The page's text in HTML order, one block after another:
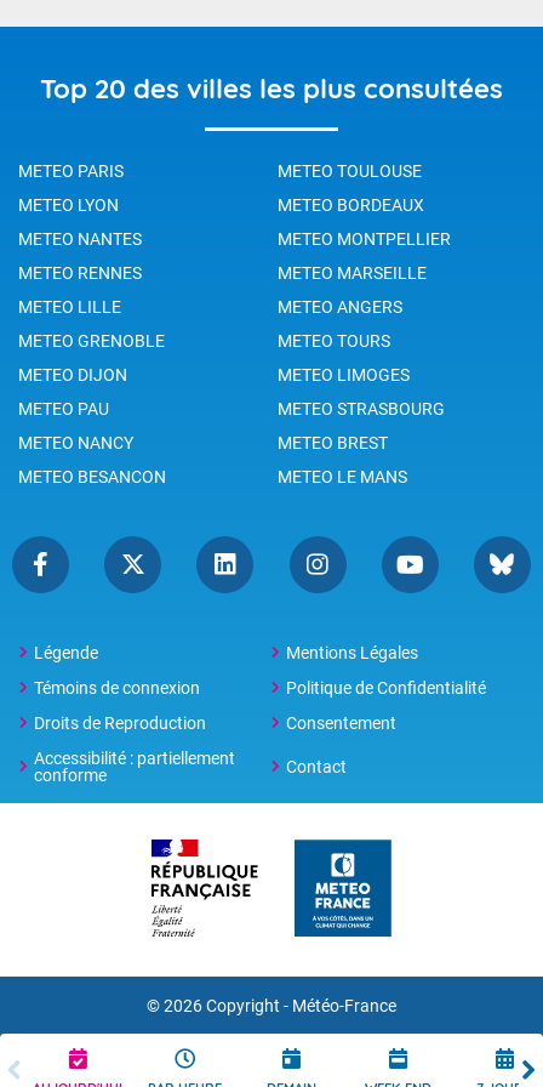
Top 20 des villes les plus consultées
METEO PARIS
METEO TOULOUSE
METEO LYON
METEO BORDEAUX
METEO NANTES
METEO MONTPELLIER
METEO RENNES
METEO MARSEILLE
METEO LILLE
METEO ANGERS
METEO GRENOBLE
METEO TOURS
METEO DIJON
METEO LIMOGES
METEO PAU
METEO STRASBOURG
METEO NANCY
METEO BREST
METEO BESANCON
METEO LE MANS
Légende
Mentions Légales
Témoins de connexion
Politique de Confidentialité
Droits de Reproduction
Consentement
Accessibilité : partiellement
conforme
Contact
© 2026 Copyright - Météo-France